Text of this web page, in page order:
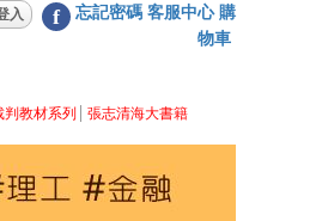
f 忘記密碼 客服中心 購
物車
教材系列 張志清海大書籍